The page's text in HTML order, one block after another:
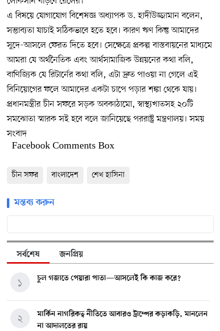
এ বিষয়ে যোগাযোগ বিশেষজ্ঞ অধ্যাপক ড. হাদীউজ্জামান বলেন,
সম্ভাব্যতা যাচাই সঠিকভাবে হতে হবে। কারণ ঋণ কিন্তু আমাদের
সুদে-আসলে ফেরত দিতে হবে। সেক্ষেত্রে প্রকল্প বাস্তবায়নের মাধ্যমে
আমরা যে অর্থনৈতিক এবং আর্থসামাজিক উন্নয়নের কথা বলি,
বাণিজ্যিক যে রিটার্নের কথা বলি, এটা দ্রুত পাওয়া না গেলে এই
বিনিয়োগের ফলে আমাদের একটা চাপে পড়ার শঙ্কা থেকে যায়।
প্রধানমন্ত্রীর চীন সফরে সড়ক অবকাঠামো, স্বাস্থ্যখাতসহ ২০টি
সমঝোতা স্মারক সই হবে বলে জানিয়েছে পররাষ্ট্র মন্ত্রণালয়। সময়
সংবাদ
Facebook Comments Box
চীন সফর বাংলাদেশ শেখ হাসিনা
মন্তব্য করুন
সর্বশেষ জনপ্রিয়
চুল গজাতে পেয়ারা পাতা—আসলেই কি কাজ করে?
১
মার্কিন নাগরিকত্ব নীতিতে আবারও ট্রাম্পের কড়াকড়ি, মানলেন
না আদালতের রায়
২